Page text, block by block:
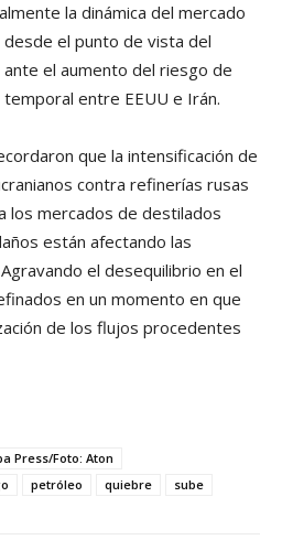
la dinámica del mercado
el punto de vista del
el aumento del riesgo de
entre EEUU e Irán.
que la intensificación de
contra refinerías rusas
los mercados de destilados
están afectando las
el desequilibrio en el
en un momento en que
de los flujos procedentes
Press/Foto: Aton
petróleo quiebre sube